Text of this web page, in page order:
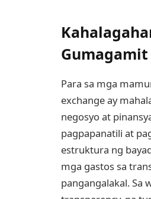
Gumagamit
Para sa mga
exchange ay
negosyo at
pagpapanatili at
estruktura ng
mga gastos sa
pangangalakal. Sa